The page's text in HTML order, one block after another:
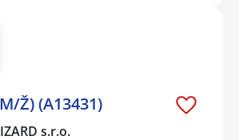
Ž) (A13431)
s.r.o.